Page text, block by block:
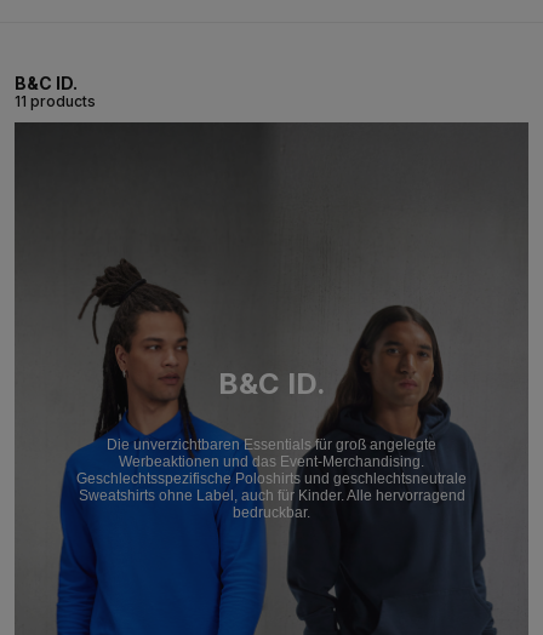
B&C ID.
11 products
B&C ID.
Die unverzichtbaren Essentials für groß angelegte
Werbeaktionen und das Event-Merchandising.
Geschlechtsspezifische Poloshirts und geschlechtsneutrale
Sweatshirts ohne Label, auch für Kinder. Alle hervorragend
bedruckbar.